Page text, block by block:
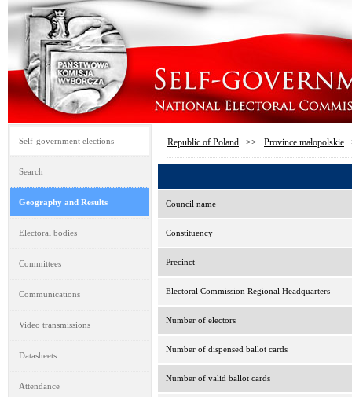
Self-government elections
Search
Geography and Results
Electoral bodies
Committees
Communications
Video transmissions
Datasheets
Attendance
Republic of Poland >> Province małopolskie
Council name
Constituency
Precinct
Electoral Commission Regional Headquarters
Number of electors
Number of dispensed ballot cards
Number of valid ballot cards